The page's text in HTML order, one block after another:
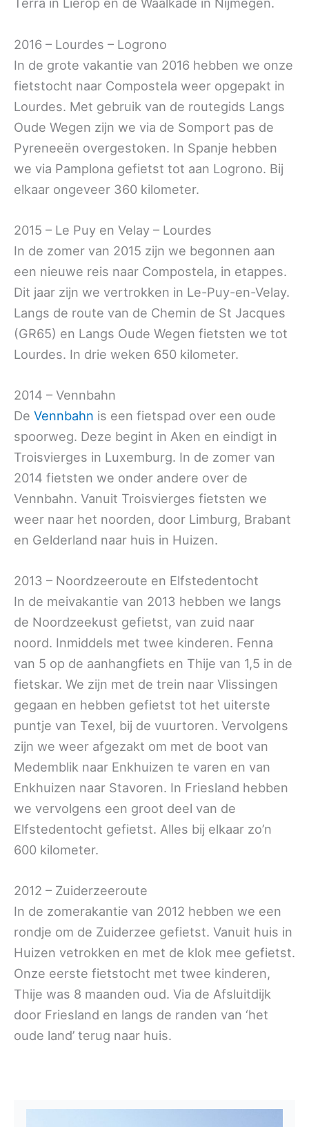
Terra in Lierop en de Waalkade in Nijmegen.
2016 – Lourdes – Logrono
In de grote vakantie van 2016 hebben we onze
fietstocht naar Compostela weer opgepakt in
Lourdes. Met gebruik van de routegids Langs
Oude Wegen zijn we via de Somport pas de
Pyreneeën overgestoken. In Spanje hebben
we via Pamplona gefietst tot aan Logrono. Bij
elkaar ongeveer 360 kilometer.
2015 – Le Puy en Velay – Lourdes
In de zomer van 2015 zijn we begonnen aan
een nieuwe reis naar Compostela, in etappes.
Dit jaar zijn we vertrokken in Le-Puy-en-Velay.
Langs de route van de Chemin de St Jacques
(GR65) en Langs Oude Wegen fietsten we tot
Lourdes. In drie weken 650 kilometer.
2014 – Vennbahn
De Vennbahn is een fietspad over een oude
spoorweg. Deze begint in Aken en eindigt in
Troisvierges in Luxemburg. In de zomer van
2014 fietsten we onder andere over de
Vennbahn. Vanuit Troisvierges fietsten we
weer naar het noorden, door Limburg, Brabant
en Gelderland naar huis in Huizen.
2013 – Noordzeeroute en Elfstedentocht
In de meivakantie van 2013 hebben we langs
de Noordzeekust gefietst, van zuid naar
noord. Inmiddels met twee kinderen. Fenna
van 5 op de aanhangfiets en Thije van 1,5 in de
fietskar. We zijn met de trein naar Vlissingen
gegaan en hebben gefietst tot het uiterste
puntje van Texel, bij de vuurtoren. Vervolgens
zijn we weer afgezakt om met de boot van
Medemblik naar Enkhuizen te varen en van
Enkhuizen naar Stavoren. In Friesland hebben
we vervolgens een groot deel van de
Elfstedentocht gefietst. Alles bij elkaar zo’n
600 kilometer.
2012 – Zuiderzeeroute
In de zomerakantie van 2012 hebben we een
rondje om de Zuiderzee gefietst. Vanuit huis in
Huizen vetrokken en met de klok mee gefietst.
Onze eerste fietstocht met twee kinderen,
Thije was 8 maanden oud. Via de Afsluitdijk
door Friesland en langs de randen van ‘het
oude land’ terug naar huis.